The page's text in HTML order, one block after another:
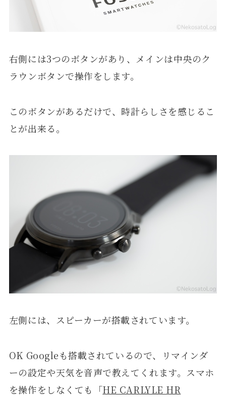
右側には3つのボタンがあり、メインは中央のク
ラウンボタンで操作をします。
このボタンがあるだけで、時計らしさを感じるこ
とが出来る。
左側には、スピーカーが搭載されています。
OK Googleも搭載されているので、リマインダ
ーの設定や天気を音声で教えてくれます。スマホ
を操作をしなくても「HE CARLYLE HR